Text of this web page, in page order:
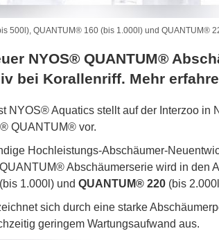
500l), QUANTUM® 160 (bis 1.000l) und QUANTUM®
NYOS® QUANTUM®
bei Korallenriff. Mehr
NYOS® Aquatics stellt auf der Interzoo in
QUANTUM® vor.
Hochleistungs-Abschäumer-
Abschäumerserie wird in den
(bis 1.000l) und QUANTUM® 220 (bis
sich durch eine starke
geringem Wartungsaufwand aus.